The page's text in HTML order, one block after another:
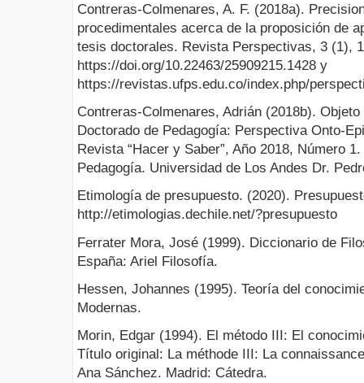
Contreras-Colmenares, A. F. (2018a).
procedimentales acerca de la proposición de
tesis doctorales. Revista Perspectivas, 3 (1),
https://doi.org/10.22463/25909215.1428 y
https://revistas.ufps.edu.co/index.php/
Contreras-Colmenares, Adrián (2018b).
Doctorado de Pedagogía: Perspectiva Onto-
Revista “Hacer y Saber”, Año 2018, Número
Pedagogía. Universidad de Los Andes Dr.
Etimología de presupuesto. (2020).
http://etimologias.dechile.net/?presupuesto
Ferrater Mora, José (1999). Diccionario de
España: Ariel Filosofía.
Hessen, Johannes (1995). Teoría del
Modernas.
Morin, Edgar (1994). El método III: El
Título original: La méthode III: La
Ana Sánchez. Madrid: Cátedra.